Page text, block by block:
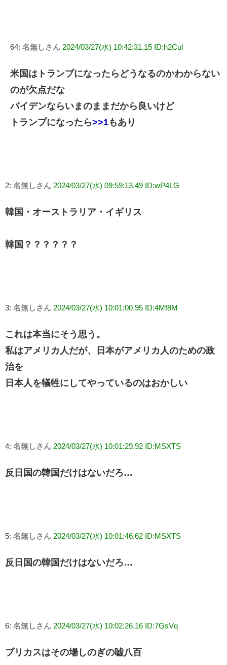
64: 名無しさん 2024/03/27(水) 10:42:31.15 ID:h2Cul
米国はトランプになったらどうなるのかわからない
のが欠点だな
バイデンならいまのままだから良いけど
トランプになったら>>1 もあり
2: 名無しさん 2024/03/27(水) 09:59:13.49 ID:wP4LG
韓国・オーストラリア・イギリス
韓国？？？？？？
3: 名無しさん 2024/03/27(水) 10:01:00.95 ID:4Mf8M
これは本当にそう思う。
私はアメリカ人だが、日本がアメリカ人のための政
治を
日本人を犠牲にしてやっているのはおかしい
4: 名無しさん 2024/03/27(水) 10:01:29.92 ID:MSXTS
反日国の韓国だけはないだろ…
5: 名無しさん 2024/03/27(水) 10:01:46.62 ID:MSXTS
反日国の韓国だけはないだろ…
6: 名無しさん 2024/03/27(水) 10:02:26.16 ID:7GsVq
ブリカスはその場しのぎの嘘八百